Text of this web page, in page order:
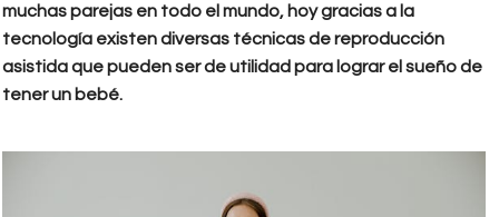
muchas parejas en todo el mundo, hoy gracias a la
tecnología existen diversas técnicas de reproducción
asistida que pueden ser de utilidad para lograr el sueño de
tener un bebé.